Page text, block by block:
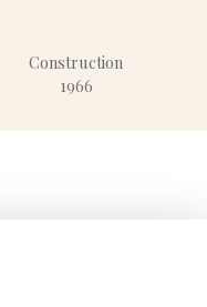
Construction
1966